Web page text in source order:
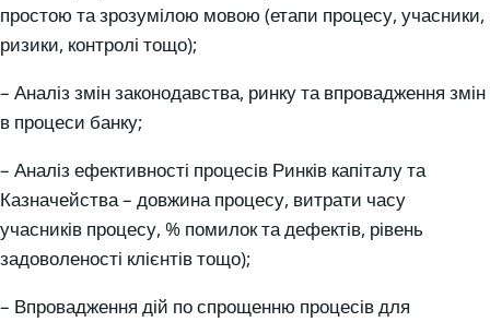
простою та зрозумілою мовою (етапи процесу, учасники,
ризики, контролі тощо);
– Аналіз змін законодавства, ринку та впровадження змін
в процеси банку;
– Аналіз ефективності процесів Ринків капіталу та
Казначейства – довжина процесу, витрати часу
учасників процесу, % помилок та дефектів, рівень
задоволеності клієнтів тощо);
– Впровадження дій по спрощенню процесів для